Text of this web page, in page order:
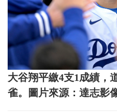
大谷翔平繳4支1成績，
雀。圖片來源：達志影